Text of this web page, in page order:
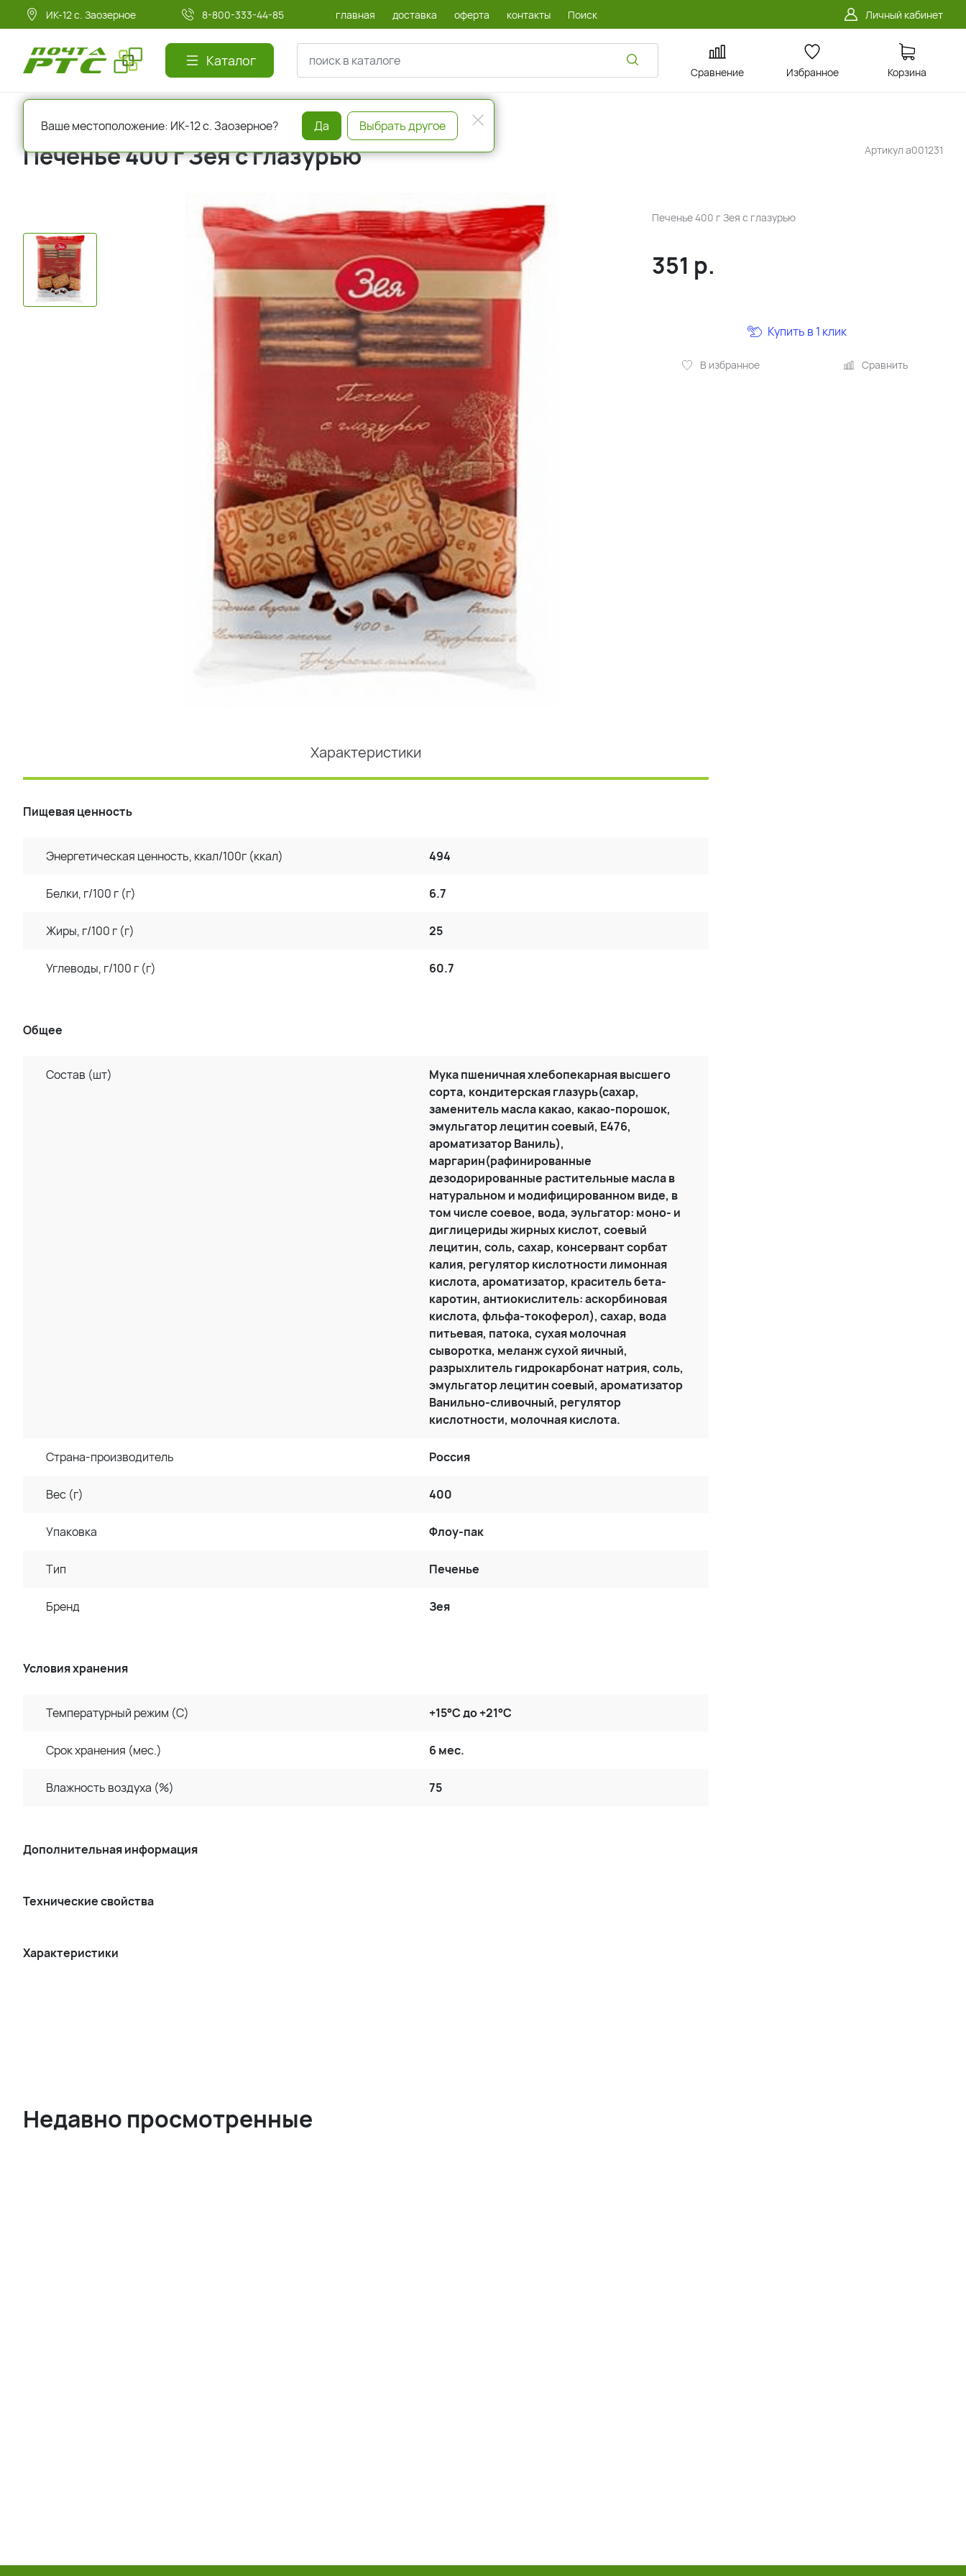
ИК-12 с. Заозерное 8-800-333-44-85 главная доставка оферта контакты Поиск Личный кабинет
Каталог
Сравнение Избранное Корзина
Артикул a001231
Печенье 400 г Зея с глазурью
Печенье 400 г Зея с глазурью
351 р.
В избранное Сравнить
Купить в 1 клик
Характеристики
Пищевая ценность
Энергетическая ценность, ккал/100г (ккал) 494
Белки, г/100 г (г) 6.7
Жиры, г/100 г (г) 25
Углеводы, г/100 г (г) 60.7
Общее
Состав (шт)
Мука пшеничная хлебопекарная высшего
сорта, кондитерская глазурь(сахар,
заменитель масла какао, какао-порошок,
эмульгатор лецитин соевый, Е476,
ароматизатор Ваниль),
маргарин(рафинированные
дезодорированные растительные масла в
натуральном и модифицированном виде, в
том числе соевое, вода, эульгатор: моно- и
диглицериды жирных кислот, соевый
лецитин, соль, сахар, консервант сорбат
калия, регулятор кислотности лимонная
кислота, ароматизатор, краситель бета-
каротин, антиокислитель: аскорбиновая
кислота, фльфа-токоферол), сахар, вода
питьевая, патока, сухая молочная
сыворотка, меланж сухой яичный,
разрыхлитель гидрокарбонат натрия, соль,
эмульгатор лецитин соевый, ароматизатор
Ванильно-сливочный, регулятор
кислотности, молочная кислота.
Страна-производитель Россия
Вес (г) 400
Упаковка Флоу-пак
Тип Печенье
Бренд Зея
Условия хранения
Температурный режим (C) +15°С до +21°С
Срок хранения (мес.) 6 мес.
Влажность воздуха (%) 75
Дополнительная информация
Технические свойства
Характеристики
Недавно просмотренные
Ваше местоположение: ИК-12 с. Заозерное? Да Выбрать другое